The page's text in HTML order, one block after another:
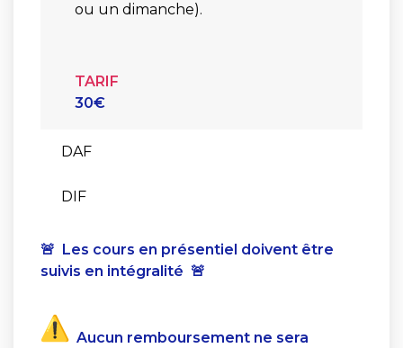
ou un dimanche).
TARIF
30€
DAF
DIF
🚨 Les cours en présentiel doivent être
suivis en intégralité 🚨
Aucun remboursement ne sera